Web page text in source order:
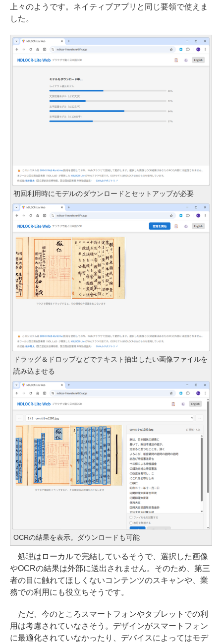
上々のようです。ネイティブアプリと同じ要領で使えま
した。
初回利用時にモデルのダウンロードとセットアップが必要
ドラッグ＆ドロップなどでテキスト抽出したい画像ファイルを
読み込ませる
OCRの結果を表示。ダウンロードも可能
処理はローカルで完結しているそうで、選択した画像
やOCRの結果は外部に送出されません。そのため、第三
者の目に触れてほしくないコンテンツのスキャンや、業
務での利用にも役立ちそうです。
ただ、今のところスマートフォンやタブレットでの利
用は考慮されていなさそう。デザインがスマートフォン
に最適化されていなかったり、デバイスによってはモデ